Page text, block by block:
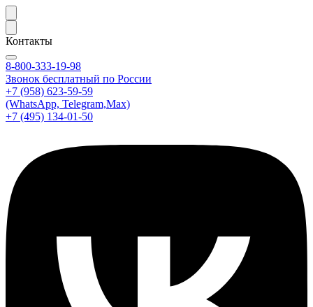
Контакты
8-800-333-19-98
Звонок бесплатный по России
+7 (958) 623-59-59
(WhatsApp, Telegram,Max)
+7 (495) 134-01-50